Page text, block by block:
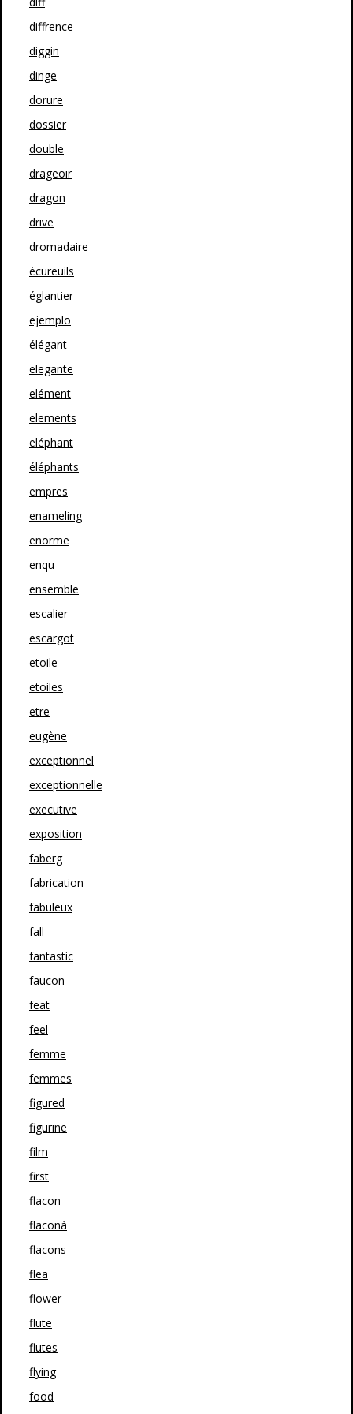
diffrence
diggin
dinge
dorure
dossier
double
drageoir
dragon
drive
dromadaire
écureuils
églantier
ejemplo
élégant
elegante
elément
elements
eléphant
éléphants
empres
enameling
enorme
enqu
ensemble
escalier
escargot
etoile
etoiles
etre
eugène
exceptionnel
exceptionnelle
executive
exposition
faberg
fabrication
fabuleux
fall
fantastic
faucon
feat
feel
femme
femmes
figured
figurine
film
first
flacon
flaconà
flacons
flea
flower
flute
flutes
flying
food